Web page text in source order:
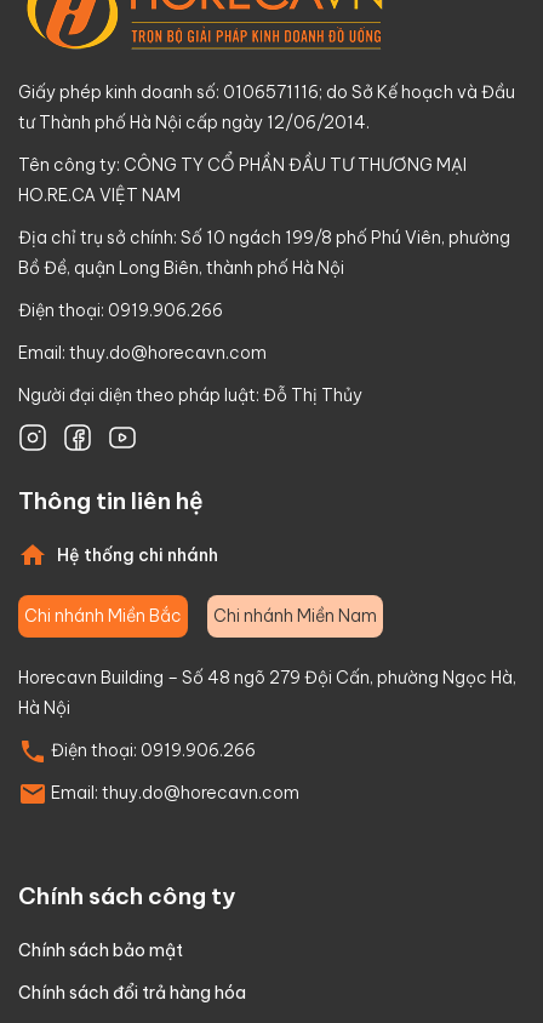
Giấy phép kinh doanh số: 0106571116; do Sở Kế hoạch và Đầu
tư Thành phố Hà Nội cấp ngày 12/06/2014.
Tên công ty: CÔNG TY CỔ PHẦN ĐẦU TƯ THƯƠNG MẠI
HO.RE.CA VIỆT NAM
Địa chỉ trụ sở chính: Số 10 ngách 199/8 phố Phú Viên, phường
Bồ Đề, quận Long Biên, thành phố Hà Nội
Điện thoại: 0919.906.266
Email: thuy.do@horecavn.com
Người đại diện theo pháp luật: Đỗ Thị Thủy
Thông tin liên hệ
Hệ thống chi nhánh
Chi nhánh Miền Bắc Chi nhánh Miền Nam
Horecavn Building – Số 48 ngõ 279 Đội Cấn, phường Ngọc Hà,
Hà Nội
Điện thoại: 0919.906.266
Email: thuy.do@horecavn.com
Chính sách công ty
Chính sách bảo mật
Chính sách đổi trả hàng hóa